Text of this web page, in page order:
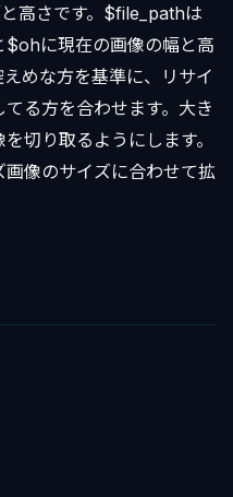
高さです。$file_pathは
に現在の画像の幅と高
めな方を基準に、リサイ
る方を合わせます。大き
切り取るようにします。
像のサイズに合わせて拡